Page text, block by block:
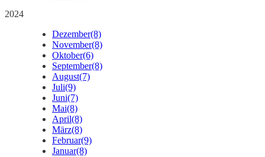
2024
Dezember(8)
November(8)
Oktober(6)
September(8)
August(7)
Juli(9)
Juni(7)
Mai(8)
April(8)
März(8)
Februar(9)
Januar(8)